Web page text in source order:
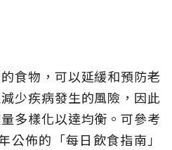
食物，可以延緩和預防老
少疾病發生的風險，因此
多樣化以達均衡。可參考
公佈的「每日飲食指南」